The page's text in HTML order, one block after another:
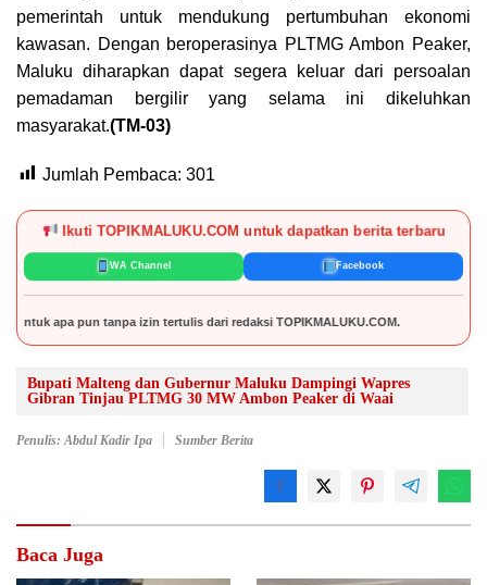
pemerintah untuk mendukung pertumbuhan ekonomi
kawasan. Dengan beroperasinya PLTMG Ambon Peaker,
Maluku diharapkan dapat segera keluar dari persoalan
pemadaman bergilir yang selama ini dikeluhkan
masyarakat.(TM-03)
Jumlah Pembaca: 301
Ikuti TOPIKMALUKU.COM untuk dapatkan berita terbaru
WA Channel Facebook
izin tertulis dari redaksi TOPIKMALUKU.COM.
Bupati Malteng dan Gubernur Maluku Dampingi Wapres
Gibran Tinjau PLTMG 30 MW Ambon Peaker di Waai
Penulis: Abdul Kadir Ipa Sumber Berita
Baca Juga